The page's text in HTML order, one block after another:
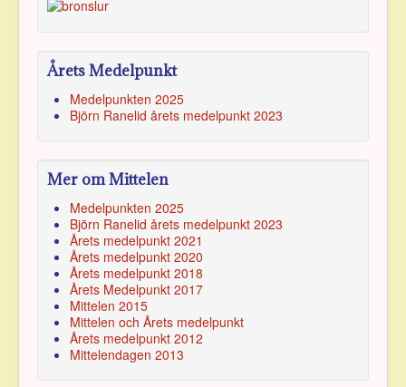
Årets Medelpunkt
Medelpunkten 2025
Björn Ranelid årets medelpunkt 2023
Mer om Mittelen
Medelpunkten 2025
Björn Ranelid årets medelpunkt 2023
Årets medelpunkt 2021
Årets medelpunkt 2020
Årets medelpunkt 2018
Årets Medelpunkt 2017
Mittelen 2015
Mittelen och Årets medelpunkt
Årets medelpunkt 2012
Mittelendagen 2013